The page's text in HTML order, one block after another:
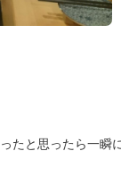
たと思ったら一瞬